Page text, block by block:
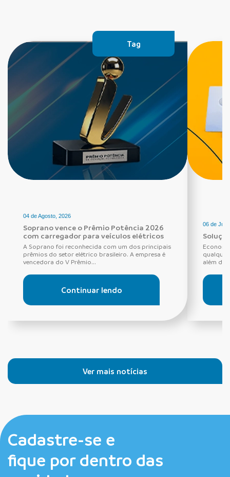
Tag
04 de Agosto, 2026
Soprano vence o Prêmio Potência 2026
com carregador para veículos elétricos
A Soprano foi reconhecida com um dos principais
prêmios do setor elétrico brasileiro. A empresa é
vencedora do V Prêmio...
Continuar lendo
06 de
além de
Ver mais notícias
Cadastre-se e
fique por dentro das